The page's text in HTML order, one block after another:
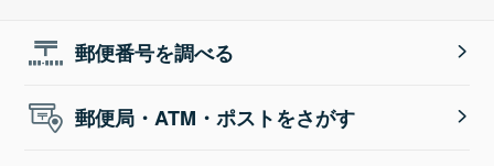
郵便番号を調べる
郵便局・ATM・ポストをさがす